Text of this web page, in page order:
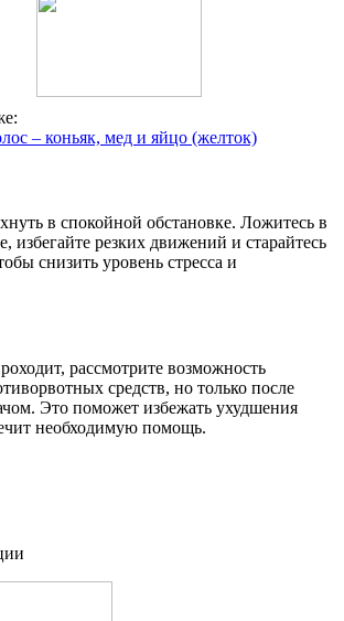
– коньяк, мед и яйцо (желток)
в спокойной обстановке. Ложитесь в
избегайте резких движений и старайтесь
снизить уровень стресса и
рассмотрите возможность
средств, но только после
Это поможет избежать ухудшения
необходимую помощь.